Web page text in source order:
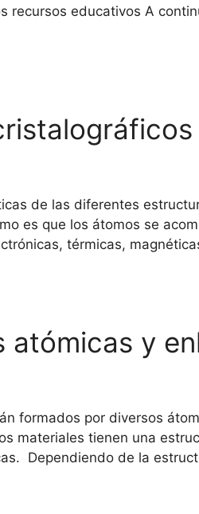
recursos educativos A
de las diferentes
es que los átomos se
térmicas,
atómicas y
formados por diversos
materiales tienen una
Dependiendo de la